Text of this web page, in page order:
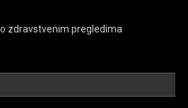
zdravstvenim pregledima